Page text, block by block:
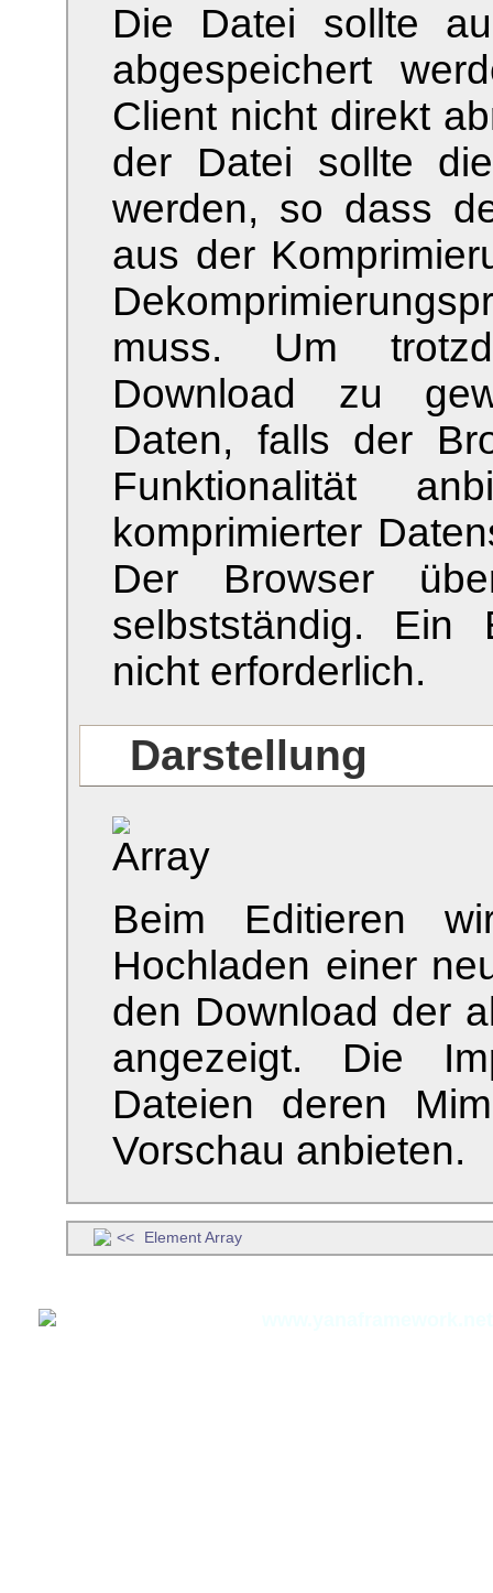
Die Datei sollte
abgespeichert
Client nicht direkt
der Datei sollte
werden, so dass
aus der
muss. Um
Download zu
Daten, falls der
Funktionalität
komprimierter
Der Browser
selbstständig. Ein
nicht erforderlich.
Darstellung
Beim Editieren
Hochladen einer
den Download der
angezeigt. Die
Dateien deren
Vorschau anbieten.
Element Array